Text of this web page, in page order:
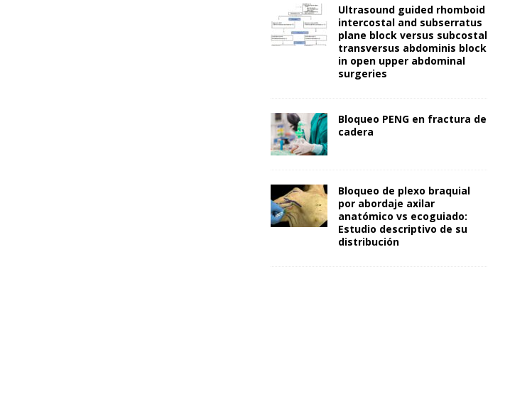
Ultrasound guided rhomboid
intercostal and subserratus
plane block versus subcostal
transversus abdominis block
in open upper abdominal
surgeries
Bloqueo PENG en fractura de
cadera
Bloqueo de plexo braquial
por abordaje axilar
anatómico vs ecoguiado:
Estudio descriptivo de su
distribución